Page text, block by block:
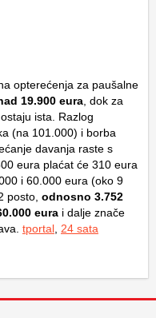
opterećenja za paušalne
19.900 eura , dok za
ista. Razlog
(na 101.000) i borba
davanja raste s
eura plaćat će 310 eura
i 60.000 eura (oko 9
posto, odnosno 3.752
eura i dalje znače
tportal 24 sata